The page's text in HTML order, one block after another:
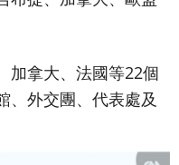
加拿大、法國等22個
、外交團、代表處及